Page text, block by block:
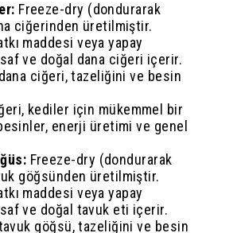
Freeze-dry (dondurarak
ciğerinden üretilmiştir.
maddesi veya yapay
ve doğal dana ciğeri içerir.
ciğeri, tazeliğini ve besin
kediler için mükemmel bir
enerji üretimi ve genel
Freeze-dry (dondurarak
göğsünden üretilmiştir.
maddesi veya yapay
ve doğal tavuk eti içerir.
göğsü, tazeliğini ve besin